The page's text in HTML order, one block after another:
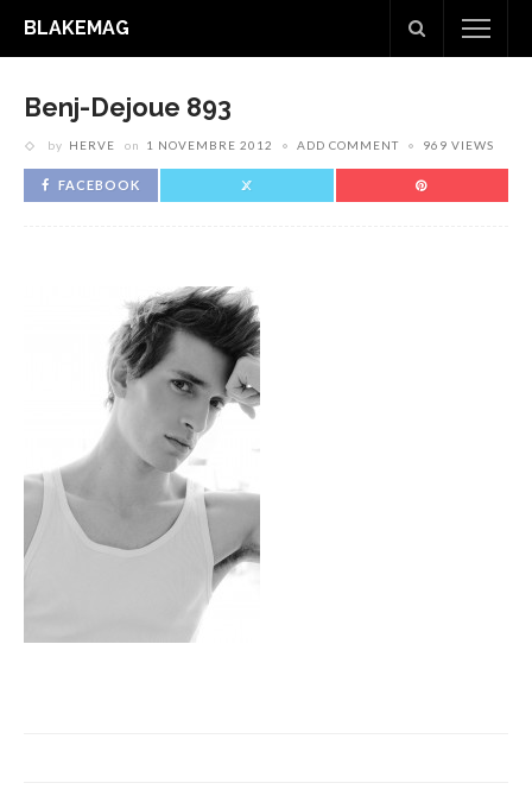
BLAKEMAG
Benj-Dejoue 893
by HERVE on 1 NOVEMBRE 2012 ADD COMMENT 969 VIEWS
FACEBOOK